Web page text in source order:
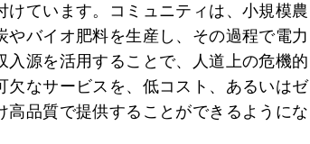
ています。コミュニティは、小規模農
バイオ肥料を生産し、その過程で電力
入源を活用することで、人道上の危機的
なサービスを、低コスト、あるいはゼ
高品質で提供することができるようにな